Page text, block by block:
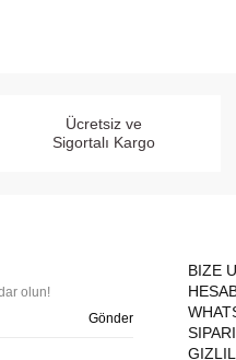
Ücretsiz ve
Sigortalı Kargo
olun!
Gönder
BIZE